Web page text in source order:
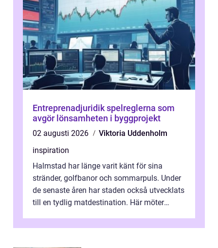
Entreprenadjuridik spelreglerna som
avgör lönsamheten i byggprojekt
02 augusti 2026
Viktoria Uddenholm
inspiration
Halmstad har länge varit känt för sina
stränder, golfbanor och sommarpuls. Under
de senaste åren har staden också utvecklats
till en tydlig matdestination. Här möter